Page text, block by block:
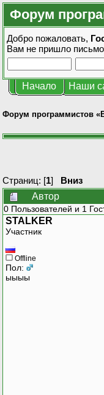
Форум
Добро пожаловать,
Вам не пришло
Начало Наши
Форум программистов
Страниц: [1] Вниз
Автор
0 Пользователей и 1
STALKER
Участник
Offline
Пол:
ыыыы